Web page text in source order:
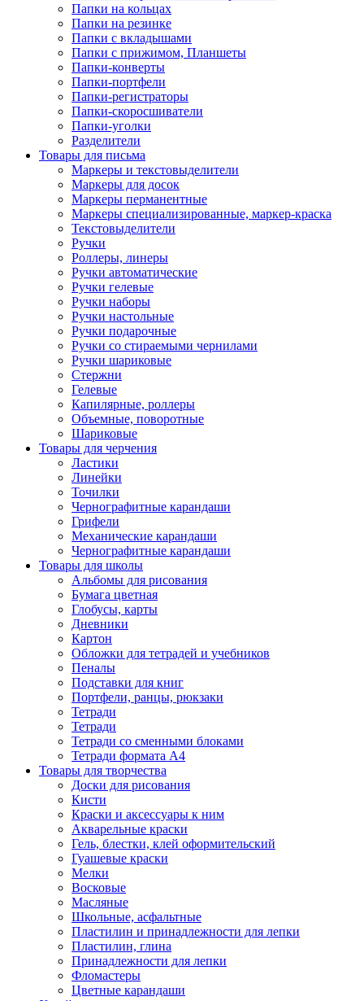
Папки на кольцах
Папки на резинке
Папки с вкладышами
Папки с прижимом, Планшеты
Папки-конверты
Папки-портфели
Папки-регистраторы
Папки-скоросшиватели
Папки-уголки
Разделители
Товары для письма
Маркеры и текстовыделители
Маркеры для досок
Маркеры перманентные
Маркеры специализированные, маркер-краска
Текстовыделители
Ручки
Роллеры, линеры
Ручки автоматические
Ручки гелевые
Ручки наборы
Ручки настольные
Ручки подарочные
Ручки со стираемыми чернилами
Ручки шариковые
Стержни
Гелевые
Капилярные, роллеры
Объемные, поворотные
Шариковые
Товары для черчения
Ластики
Линейки
Точилки
Чернографитные карандаши
Грифели
Механические карандаши
Чернографитные карандаши
Товары для школы
Альбомы для рисования
Бумага цветная
Глобусы, карты
Дневники
Картон
Обложки для тетрадей и учебников
Пеналы
Подставки для книг
Портфели, ранцы, рюкзаки
Тетради
Тетради
Тетради со сменными блоками
Тетради формата А4
Товары для творчества
Доски для рисования
Кисти
Краски и аксессуары к ним
Акварельные краски
Гель, блестки, клей оформительский
Гуашевые краски
Мелки
Восковые
Масляные
Школьные, асфальтные
Пластилин и принадлежности для лепки
Пластилин, глина
Принадлежности для лепки
Фломастеры
Цветные карандаши